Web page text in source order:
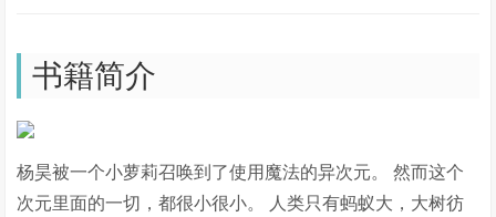
书籍简介
杨昊被一个小萝莉召唤到了使用魔法的异次元。 然而这个
次元里面的一切，都很小很小。 人类只有蚂蚁大，大树彷